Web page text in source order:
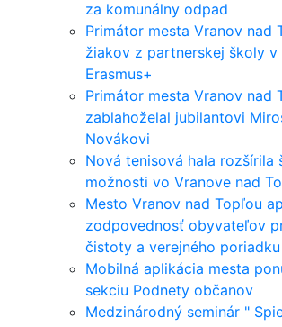
za komunálny odpad
Primátor mesta Vranov nad
žiakov z partnerskej školy
Erasmus+
Primátor mesta Vranov nad
zablahoželal jubilantovi
Novákovi
Nová tenisová hala rozšírila
možnosti vo Vranove nad
Mesto Vranov nad Topľou
zodpovednosť obyvateľov
čistoty a verejného poriadku
Mobilná aplikácia mesta
sekciu Podnety občanov
Medzinárodný seminár "